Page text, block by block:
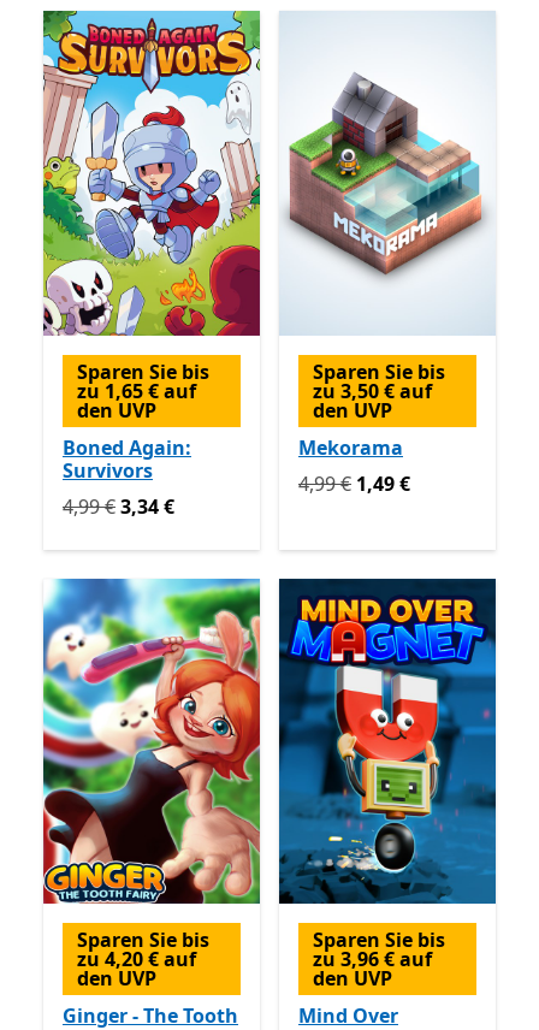
Sparen Sie bis
zu 1,65 € auf
den UVP
Boned Again:
Survivors
Ursprünglich 4,99 € jetzt 3,34 €
4,99 €3,34 €
Sparen Sie bis
zu 3,50 € auf
den UVP
Mekorama
Ursprünglich 4,99 € jetzt
4,99 € 1,49 €
Sparen Sie bis
zu 4,20 € auf
den UVP
Ginger - The Tooth
Sparen Sie bis
zu 3,96 € auf
den UVP
Mind Over